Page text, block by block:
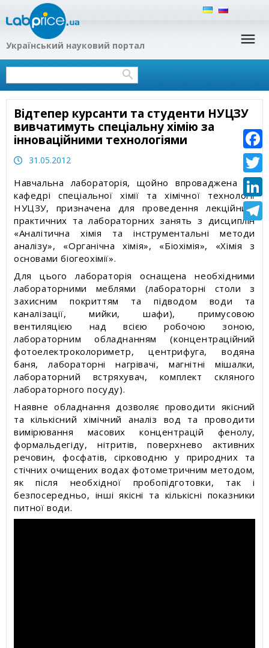
Український науковий портал
Відтепер курсанти та студенти НУЦЗУ
вивчатимуть спеціальну хімію за
інноваційними технологіями
31.05.2012
Навчальна лабораторія, щойно впроваджена на
кафедрі спеціальної хімії та хімічної технології
НУЦЗУ, призначена для проведення лекційних,
практичних та лабораторних занять з дисциплін
«Аналітична хімія та інструментальні методи
аналізу», «Органічна хімія», «Біохімія», «Хімія з
основами біогеохімії».
Для цього лабораторія оснащена необхідними
лабораторними меблями (лабораторні столи з
захисним покриттям та підводом води та
каналізації, мийки, шафи), примусовою
вентиляцією над всією робочою зоною,
лабораторним обладнанням (концентраційний
фотоелектроколориметр, центрифуга, водяна
баня, лабораторні нагрівачі, магнітні мішалки,
лабораторний встряхувач, комплект скляного
лабораторного посуду).
Наявне обладнання дозволяє проводити якісний
та кількісний хімічний аналіз вод та проводити
вимірювання масових концентрацій фенолу,
формальдегіду, нітритів, поверхнево активних
речовин, фосфатів, сірководню у природних та
стічних очищених водах фотометричним методом,
як після необхідної пробопідготовки, так і
безпосередньо, інші якісні та кількісні показники
питної води.
Наша філософія
Громадська ініціатива «Україномовна
Україна»
Наукові консультанти Labprice.ua
Хімія допомагає тобі
Українська наука та суспільство: здобутки,
проблеми, перспективи
Наука і виробництво
Науково-популярні статті
Еколого-гігієнічна експертиза
Екологія
Безпека харчування
Статті про товари та послуги
Статті про вимірювальні прилади
Прес-релізи, пост-релізи
Відеоновини
Експрес-тести для аналізу в домашніх умовах
Тести для аналізу води і рідин
Нейтралізатори запаху
Водовідштовхувальні спреї для взуття,
текстилю і мембранних тканин
Гідрофобні покриття для взуття, одягу,
туристичного спорядження
Гідрофобізатори